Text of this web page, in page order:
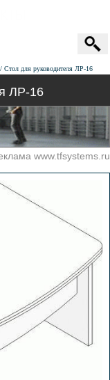
Стол для руководителя ЛР-16
ЛР-16
www.tfsystems.ru